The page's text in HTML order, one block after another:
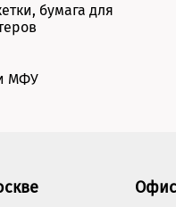
бумага для
МФУ